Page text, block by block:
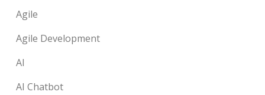
Agile
Agile Development
AI
AI Chatbot